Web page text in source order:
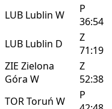
LUB Lublin W
P
36:54
LUB Lublin D
Z
71:19
ZIE Zielona
Góra W
Z
52:38
TORToruń W
P